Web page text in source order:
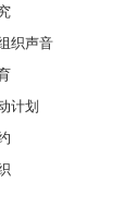
织声音
计划